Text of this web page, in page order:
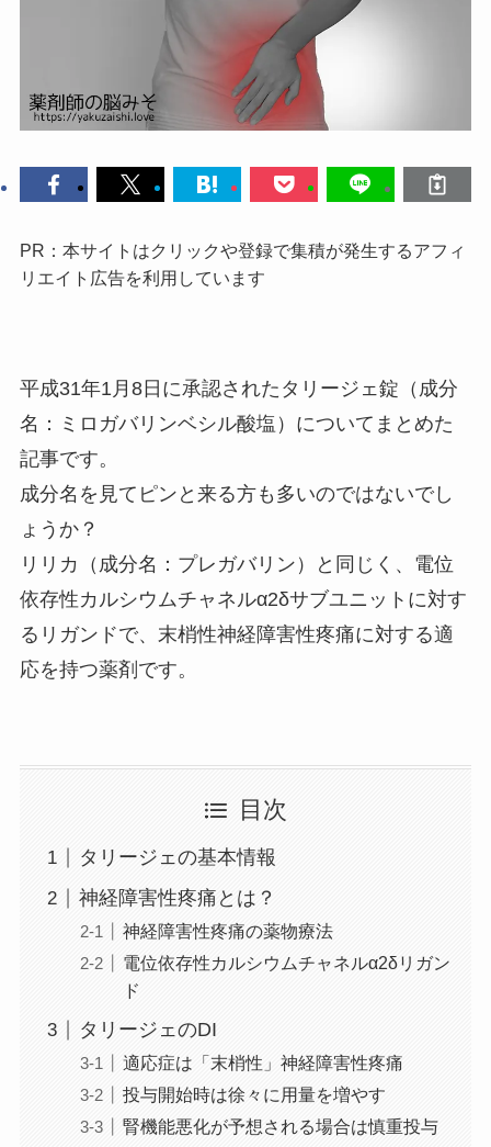
PR：本サイトはクリックや登録で集積が発生するアフィ
リエイト広告を利用しています
平成31年1月8日に承認されたタリージェ錠（成分
名：ミロガバリンベシル酸塩）についてまとめた
記事です。
成分名を見てピンと来る方も多いのではないでし
ょうか？
リリカ（成分名：プレガバリン）と同じく、電位
依存性カルシウムチャネルα2δサブユニットに対す
るリガンドで、末梢性神経障害性疼痛に対する適
応を持つ薬剤です。
目次
タリージェの基本情報
神経障害性疼痛とは？
神経障害性疼痛の薬物療法
電位依存性カルシウムチャネルα2δリガン
ド
タリージェのDI
適応症は「末梢性」神経障害性疼痛
投与開始時は徐々に用量を増やす
腎機能悪化が予想される場合は慎重投与